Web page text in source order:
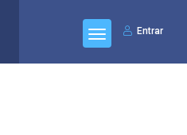
Entrar